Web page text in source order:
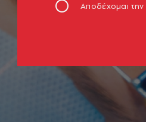
Αποδέχομαι την